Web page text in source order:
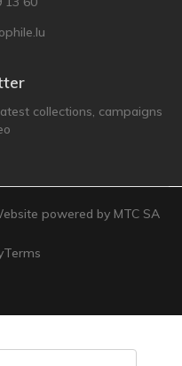
collections, campaigns
powered by MTC SA
Terms